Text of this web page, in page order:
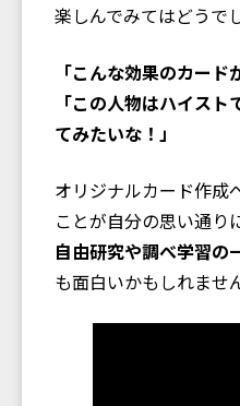
楽しんでみてはどうで
「こんな効果のカード
「この人物はハイス
てみたいな！」
オリジナルカード作成
ことが自分の思い通り
自由研究や調べ学習の
も面白いかもしれませ